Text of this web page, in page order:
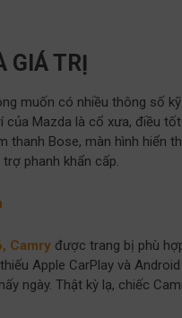
GIÁ TRỊ
muốn có nhiều thông số
của Mazda là cổ xưa, điều
thanh Bose, màn hình hiển
phanh khẩn cấp.
Camry được trang bị phù
Apple CarPlay và
ngày. Thật kỳ lạ, chiếc